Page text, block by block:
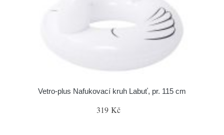
Vetro-plus Nafukovací kruh Labuť, pr. 115 cm
319 Kč